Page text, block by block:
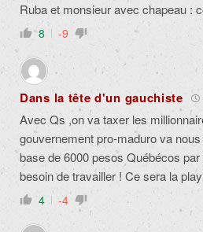
Ruba et monsieur avec chapeau :
8 -9
Dans la tête d'un gauchiste
Avec Qs ,on va taxer les
gouvernement pro-maduro va
base de 6000 pesos Québécos
besoin de travailler ! Ce sera la
4 -4